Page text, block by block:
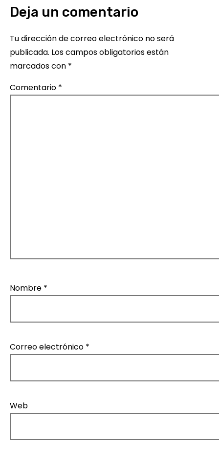
Deja un comentario
Tu dirección de correo electrónico no será
publicada. Los campos obligatorios están
marcados con *
Comentario *
Nombre *
Correo electrónico *
Web